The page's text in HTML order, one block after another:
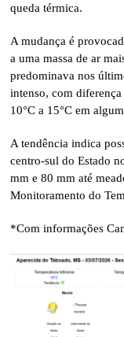
queda térmica.
A mudança é
a uma massa de ar
predominava nos
intenso, com diferença
10°C a 15°C em
A tendência indica
centro-sul do Estado
mm e 80 mm até
Monitoramento do
*Com informações